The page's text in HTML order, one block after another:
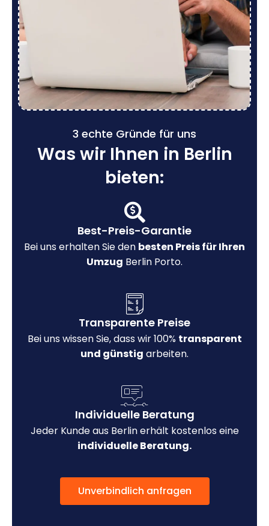
3 echte Gründe für uns
Was wir Ihnen in Berlin
bieten:
Best-Preis-Garantie
Bei uns erhalten Sie den besten Preis für Ihren
Umzug Berlin Porto.
Transparente Preise
Bei uns wissen Sie, dass wir 100% transparent
und günstig arbeiten.
Individuelle Beratung
Jeder Kunde aus Berlin erhält kostenlos eine
individuelle Beratung.
Unverbindlich anfragen